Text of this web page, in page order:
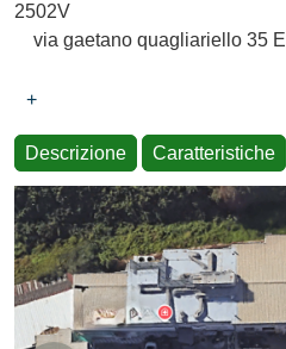
2502V
via gaetano quagliariello 35 E
+
Descrizione Caratteristiche